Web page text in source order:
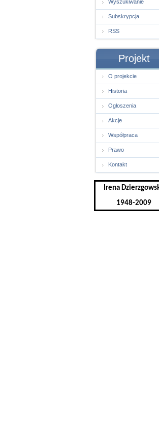
Wyszukiwanie
Subskrypcja
RSS
Projekt
O projekcie
Historia
Ogłoszenia
Akcje
Współpraca
Prawo
Kontakt
Irena
1948-2009